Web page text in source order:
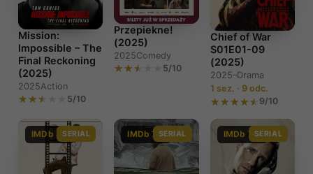
Mission:
Impossible – The
Final Reckoning
(2025)
2025Action
5/10
Przepiekne!
(2025)
2025Comedy
5/10
Chief of War
S01E01-09
(2025)
2025–Drama
1 sez. · 9 odc.
9/10
IMDb 8.1SERIAL IMDb 7.4SERIAL IMDb 7.4SERIAL